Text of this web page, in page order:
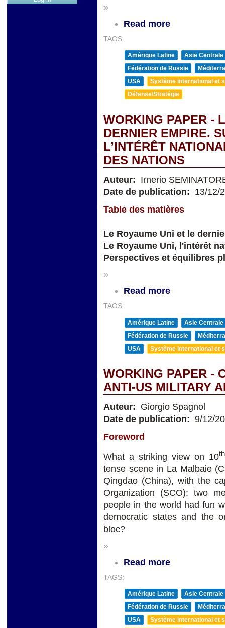
»
Read more
TAGS:
Amérique Latine
Asie Centrale
Fédération de Russie
USA
Système international et
Défense/Stratégie
WORKING PAPER -
DERNIER EMPIRE.
L’INTÉRÊT
DES NATIONS
Auteur: Irnerio
Date de publication: 13/12/
Table des matières
Le Royaume Uni et le
Le Royaume Uni, l'intérêt
Perspectives et équilibres
»
Read more
TAGS:
Amérique Latine
Asie Centrale
Fédération de Russie
USA
Système international et
WORKING PAPER -
ANTI-US MILITARY
Auteur: Giorgio Spagnol
Date de publication: 9/12/
Foreword
What a striking view on 10th
tense scene in La Malbaie
Qingdao (China), with the
Organization (SCO): two
people in the world had fun
democratic states and the
bloc?
»
Read more
TAGS:
Amérique Latine
Asie Centrale
Fédération de Russie
USA
Système international et